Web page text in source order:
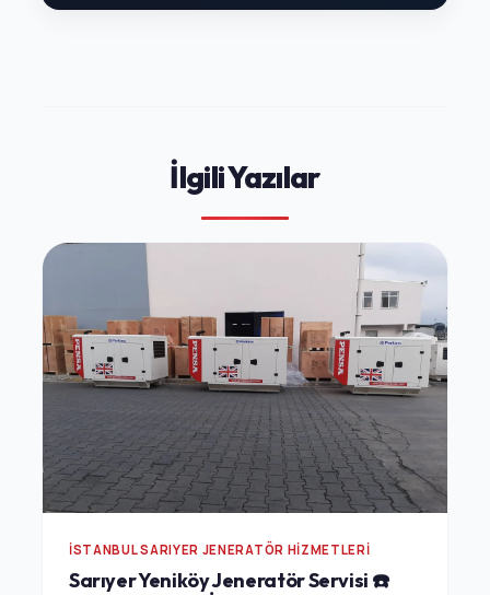
İlgili Yazılar
İSTANBUL SARIYER JENERATÖR HIZMETLERI
Sarıyer Yeniköy Jeneratör Servisi ☎️